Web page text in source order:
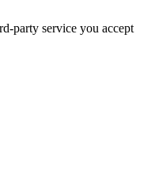
party service you accept